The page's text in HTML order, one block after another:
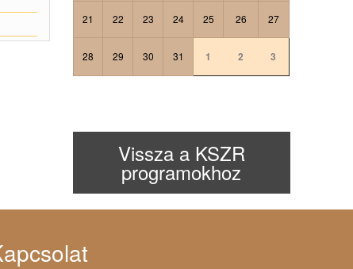
21 22 23 24 25 26 27
28 29 30 31 1 2 3
Vissza a KSZR
programokhoz